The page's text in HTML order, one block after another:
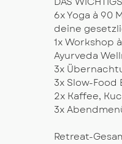
6x Yoga à 90
deine
1x Workshop
Ayurveda
3x
3x Slow-Food
2x Kaffee,
3x
​​Retreat-